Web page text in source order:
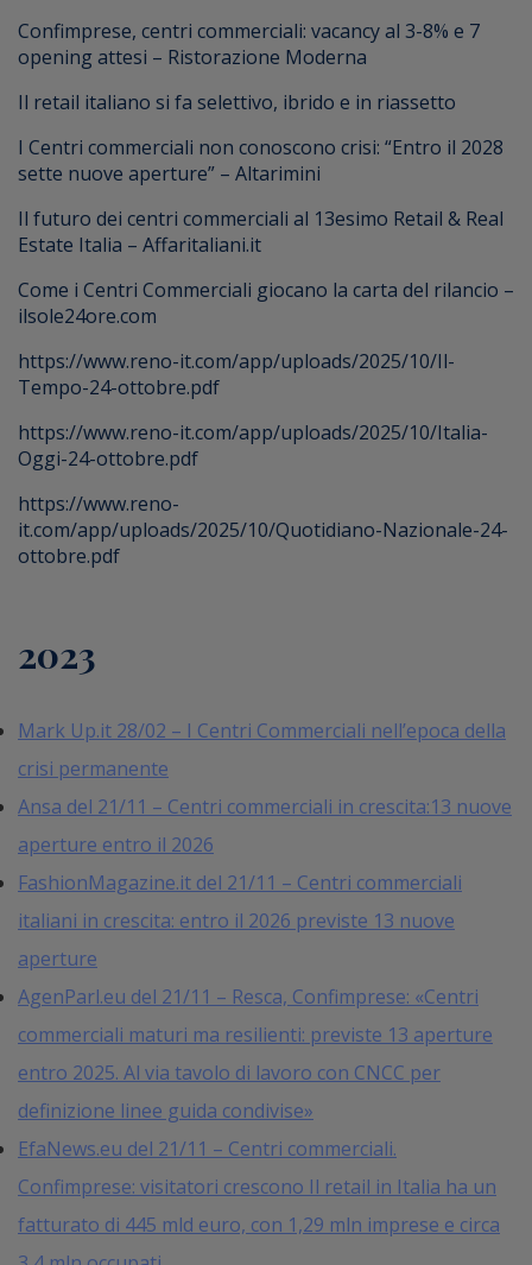
Confimprese, centri commerciali: vacancy al 3-8% e 7
opening attesi – Ristorazione Moderna
Il retail italiano si fa selettivo, ibrido e in riassetto
I Centri commerciali non conoscono crisi: “Entro il 2028
sette nuove aperture” – Altarimini
Il futuro dei centri commerciali al 13esimo Retail & Real
Estate Italia – Affaritaliani.it
Come i Centri Commerciali giocano la carta del rilancio –
ilsole24ore.com
https://www.reno-it.com/app/uploads/2025/10/Il-
Tempo-24-ottobre.pdf
https://www.reno-it.com/app/uploads/2025/10/Italia-
Oggi-24-ottobre.pdf
https://www.reno-
it.com/app/uploads/2025/10/Quotidiano-Nazionale-24-
ottobre.pdf
2023
Mark Up.it 28/02 – I Centri Commerciali nell’epoca della
crisi permanente
Ansa del 21/11 – Centri commerciali in crescita:13 nuove
aperture entro il 2026
FashionMagazine.it del 21/11 – Centri commerciali
italiani in crescita: entro il 2026 previste 13 nuove
aperture
AgenParl.eu del 21/11 – Resca, Confimprese: «Centri
commerciali maturi ma resilienti: previste 13 aperture
entro 2025. Al via tavolo di lavoro con CNCC per
definizione linee guida condivise»
EfaNews.eu del 21/11 – Centri commerciali.
Confimprese: visitatori crescono Il retail in Italia ha un
fatturato di 445 mld euro, con 1,29 mln imprese e circa